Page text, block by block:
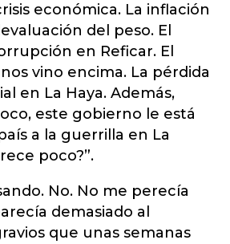
económica. La inflación
del peso. El
en Reficar. El
vino encima. La pérdida
en La Haya. Además,
este gobierno le está
a la guerrilla en La
poco?”.
No. No me perecía
demasiado al
que unas semanas